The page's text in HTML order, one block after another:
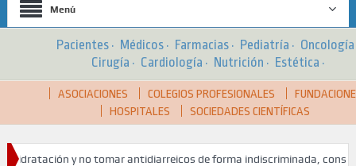
Menú
Pacientes · Médicos · Farmacias · Pediatría ·
Cirugía · Cardiología · Nutrición · Estética ·
ASOCIACIONES COLEGIOS PROFESIONALES
HOSPITALES
SOCIEDADES CIENTÍFICAS
y no tomar antidiarreicos de forma indiscriminada, consejos